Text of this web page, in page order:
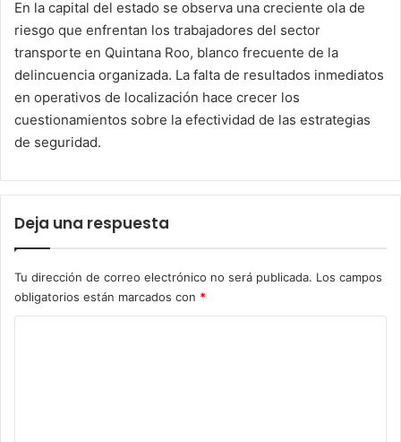
En la capital del estado se observa una creciente ola de
riesgo que enfrentan los trabajadores del sector
transporte en Quintana Roo, blanco frecuente de la
delincuencia organizada. La falta de resultados inmediatos
en operativos de localización hace crecer los
cuestionamientos sobre la efectividad de las estrategias
de seguridad.
Deja una respuesta
Tu dirección de correo electrónico no será publicada. Los campos
obligatorios están marcados con *